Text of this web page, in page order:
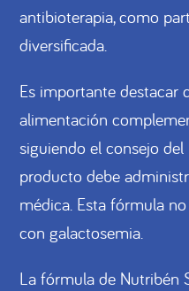
antibioterapia, como
diversificada.
Es importante destacar
alimentación
siguiendo el consejo
producto debe
médica. Esta fórmula
con galactosemia.
La fórmula de Nutribén